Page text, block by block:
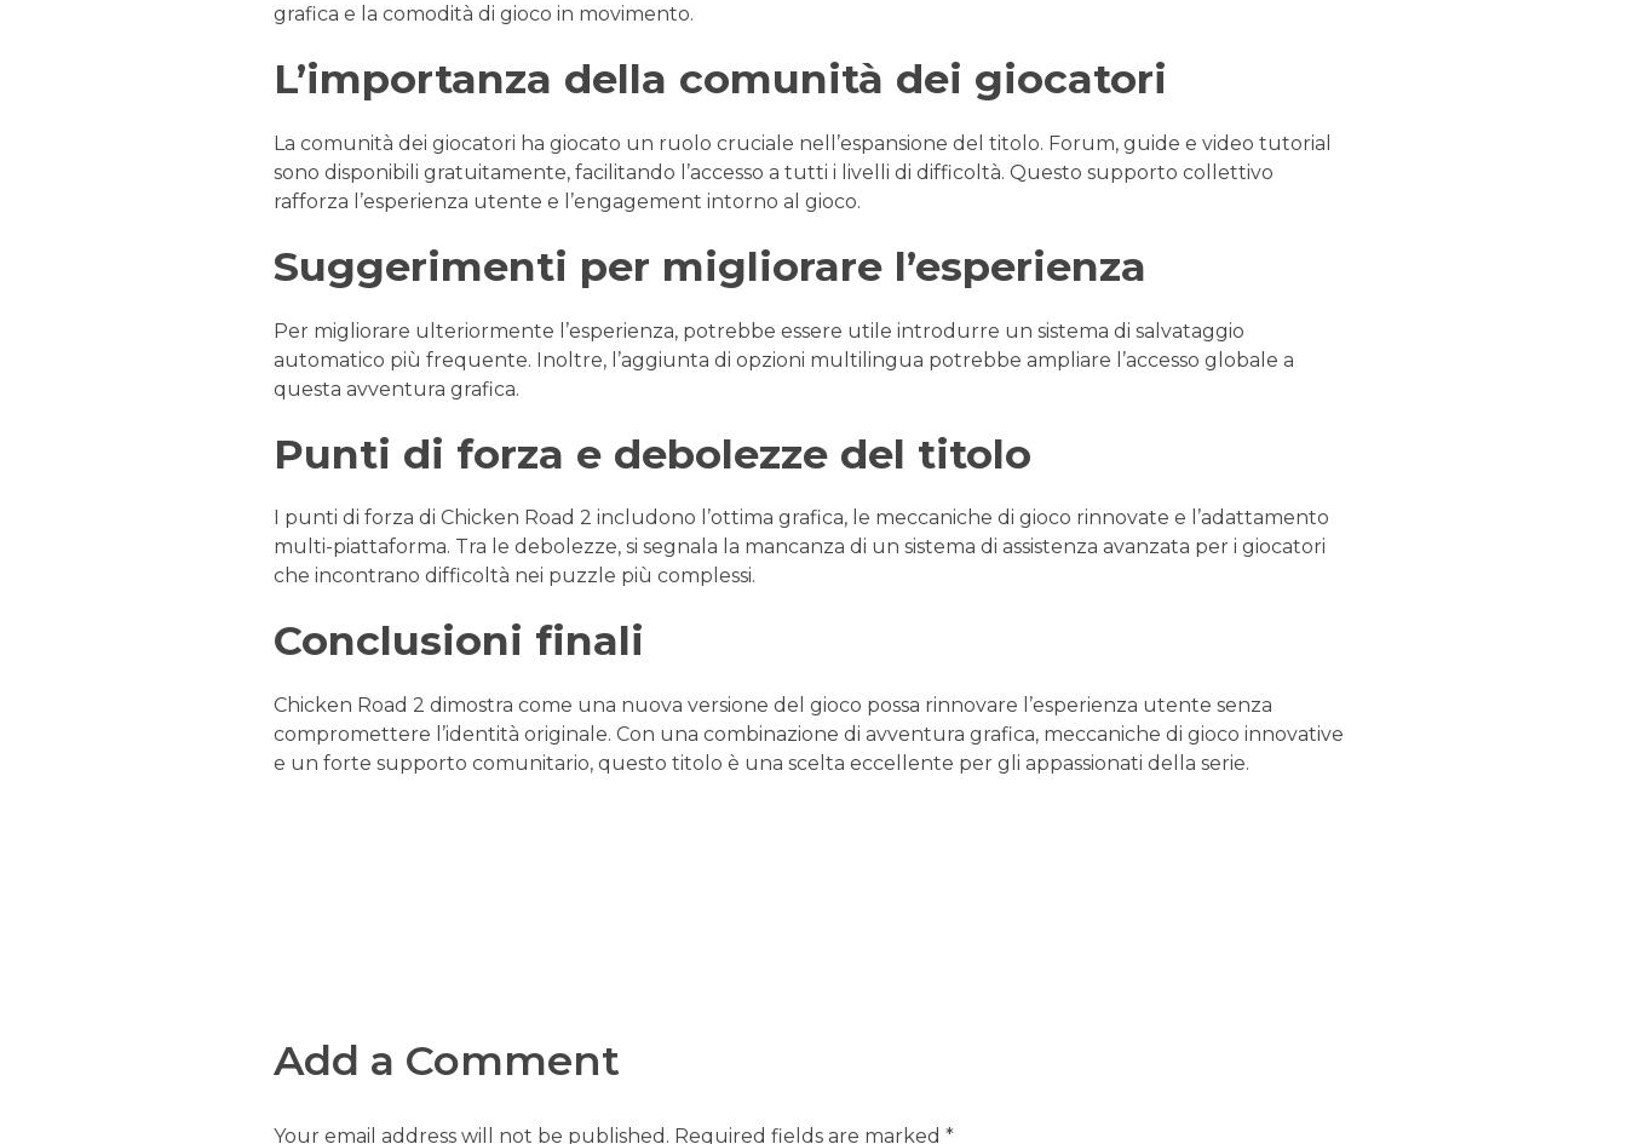
grafica e la comodità di gioco in movimento.
L’importanza della comunità dei giocatori
La comunità dei giocatori ha giocato un ruolo cruciale nell’espansione del titolo. Forum, guide e video tutorial
sono disponibili gratuitamente, facilitando l’accesso a tutti i livelli di difficoltà. Questo supporto collettivo
rafforza l’esperienza utente e l’engagement intorno al gioco.
Suggerimenti per migliorare l’esperienza
Per migliorare ulteriormente l’esperienza, potrebbe essere utile introdurre un sistema di salvataggio
automatico più frequente. Inoltre, l’aggiunta di opzioni multilingua potrebbe ampliare l’accesso globale a
questa avventura grafica.
Punti di forza e debolezze del titolo
I punti di forza di Chicken Road 2 includono l’ottima grafica, le meccaniche di gioco rinnovate e l’adattamento
multi-piattaforma. Tra le debolezze, si segnala la mancanza di un sistema di assistenza avanzata per i giocatori
che incontrano difficoltà nei puzzle più complessi.
Conclusioni finali
Chicken Road 2 dimostra come una nuova versione del gioco possa rinnovare l’esperienza utente senza
compromettere l’identità originale. Con una combinazione di avventura grafica, meccaniche di gioco innovative
e un forte supporto comunitario, questo titolo è una scelta eccellente per gli appassionati della serie.
Add a Comment
Your email address will not be published. Required fields are marked *